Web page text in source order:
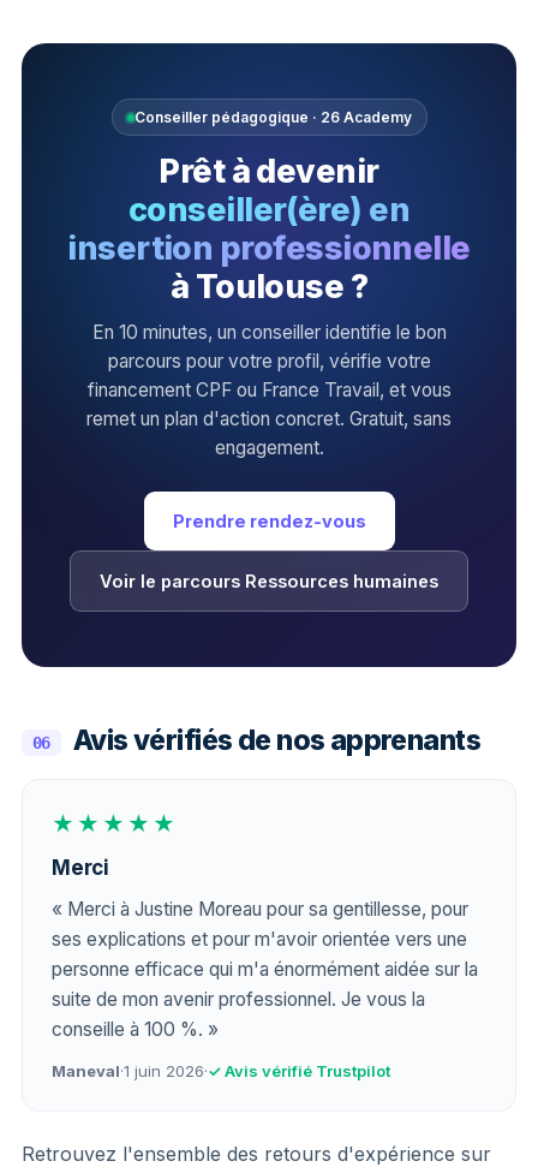
Conseiller pédagogique · 26 Academy
Prêt à devenir
conseiller(ère) en
insertion professionnelle
à Toulouse ?
En 10 minutes, un conseiller identifie le bon
parcours pour votre profil, vérifie votre
financement CPF ou France Travail, et vous
remet un plan d'action concret. Gratuit, sans
engagement.
Prendre rendez-vous
Voir le parcours Ressources humaines
06 Avis vérifiés de nos apprenants
★★★★★
Merci
« Merci à Justine Moreau pour sa gentillesse, pour
ses explications et pour m'avoir orientée vers une
personne efficace qui m'a énormément aidée sur la
suite de mon avenir professionnel. Je vous la
conseille à 100 %. »
Maneval·1 juin 2026·✓ Avis vérifié Trustpilot
Retrouvez l'ensemble des retours d'expérience sur